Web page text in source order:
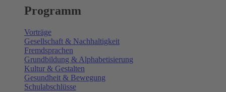
Programm
Vorträge
Gesellschaft & Nachhaltigkeit
Fremdsprachen
Grundbildung & Alphabetisierung
Kultur & Gestalten
Gesundheit & Bewegung
Schulabschlüsse